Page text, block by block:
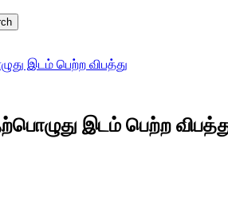
இடம் பெற்ற விபத்து
இடம் பெற்ற